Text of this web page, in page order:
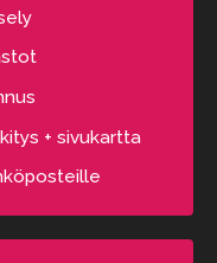
+ sivukartta